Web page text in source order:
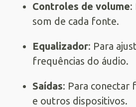
Controles de volume:
som de cada fonte.
Equalizador: Para
frequências do áudio.
Saídas: Para conectar
e outros dispositivos.